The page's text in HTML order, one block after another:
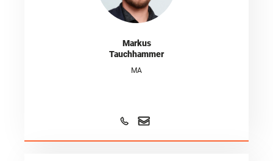
Markus
Tauchhammer
MA